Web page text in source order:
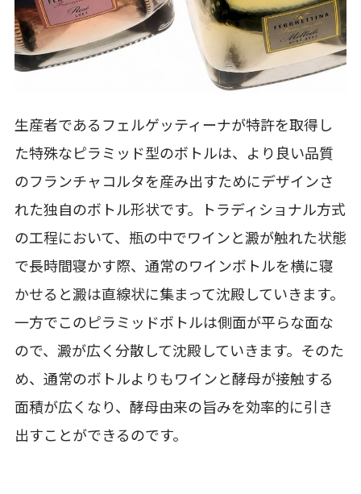
生産者であるフェルゲッティーナが特許を取得し
た特殊なピラミッド型のボトルは、より良い品質
のフランチャコルタを産み出すためにデザインさ
れた独自のボトル形状です。トラディショナル方式
の工程において、瓶の中でワインと澱が触れた状態
で長時間寝かす際、通常のワインボトルを横に寝
かせると澱は直線状に集まって沈殿していきます。
一方でこのピラミッドボトルは側面が平らな面な
ので、澱が広く分散して沈殿していきます。そのた
め、通常のボトルよりもワインと酵母が接触する
面積が広くなり、酵母由来の旨みを効率的に引き
出すことができるのです。